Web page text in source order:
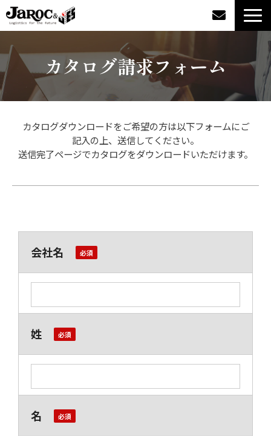
製品情報
導入事例
カタログダウンロード
ジャロックコラム
オンラインショップ
カタログ請求フォーム
カタログダウンロードをご希望の方は以下フォームにご
記入の上、送信してください。
送信完了ページでカタログをダウンロードいただけます。
会社名
姓
名